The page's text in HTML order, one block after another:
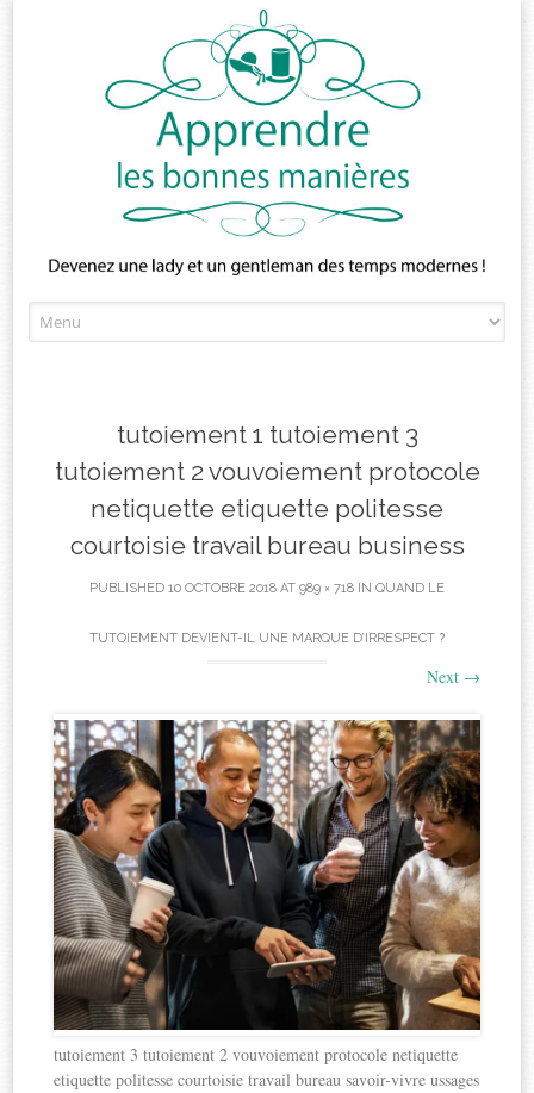
to
tutoiement 1 tutoiement 3
tutoiement 2 vouvoiement protocole
netiquette etiquette politesse
courtoisie travail bureau business
PUBLISHED 10 OCTOBRE 2018 AT 989 × 718 IN QUAND LE
TUTOIEMENT DEVIENT-IL UNE MARQUE D’IRRESPECT ?
Next →
tutoiement 3 tutoiement 2 vouvoiement protocole netiquette
etiquette politesse courtoisie travail bureau savoir-vivre ussages